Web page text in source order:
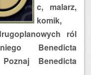
c, malarz,
komik,
ról
Benedicta
Benedicta